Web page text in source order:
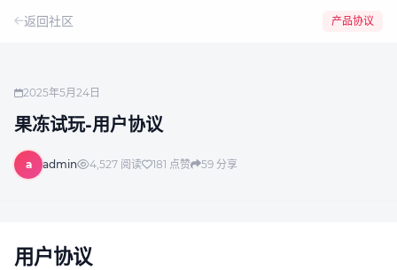
返回社区 产品协议
2025年5月24日
果冻试玩-用户协议
a admin 4,527 阅读 181 点赞 59 分享
用户协议